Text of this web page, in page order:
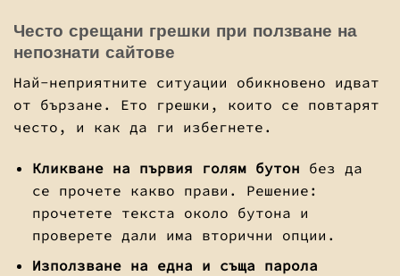
Често срещани грешки при ползване на
непознати сайтове
Най-неприятните ситуации обикновено идват
от бързане. Ето грешки, които се повтарят
често, и как да ги избегнете.
Кликване на първия голям бутон без да
се прочете какво прави. Решение:
прочетете текста около бутона и
проверете дали има вторични опции.
Използване на една и съща парола